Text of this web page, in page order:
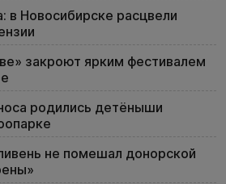
в Новосибирске расцвели
закроют ярким фестивалем
родились детёныши
не помешал донорской